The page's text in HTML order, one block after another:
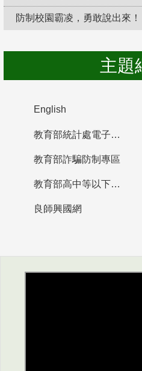
防制校園霸凌，勇敢說出來！
主題
English
教育部統計處電子書櫃
教育部詐騙防制專區
教育部高中等以下學校及幼兒園教師資格檢定考試
良師興國網